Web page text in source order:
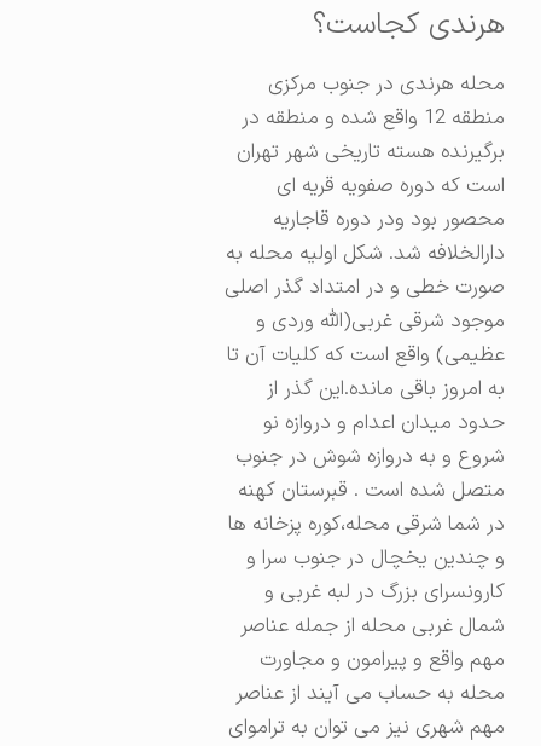
هرندی کجاست؟
محله هرندی در جنوب مرکزی
منطقه 12 واقع شده و منطقه در
برگیرنده هسته تاریخی شهر تهران
است که دوره صفویه قریه ای
محصور بود ودر دوره قاجاریه
دارالخلافه شد. شکل اولیه محله به
صورت خطی و در امتداد گذر اصلی
موجود شرقی غربی(الله وردی و
عظیمی) واقع است که کلیات آن تا
به امروز باقی مانده.این گذر از
حدود میدان اعدام و دروازه نو
شروع و به دروازه شوش در جنوب
متصل شده است . قبرستان کهنه
در شما شرقی محله،کوره پزخانه ها
و چندین یخچال در جنوب سرا و
کارونسرای بزرگ در لبه غربی و
شمال غربی محله از جمله عناصر
مهم واقع و پیرامون و مجاورت
محله به حساب می آیند از عناصر
مهم شهری نیز می توان به تراموای